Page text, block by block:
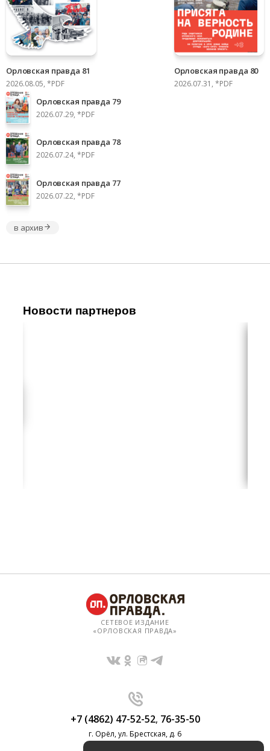
Орловская правда 81
2026.08.05, *PDF
Орловская правда 80
2026.07.31, *PDF
Орловская правда 79
2026.07.29, *PDF
Орловская правда 78
2026.07.24, *PDF
Орловская правда 77
2026.07.22, *PDF
в архив
Новости партнеров
СЕТЕВОЕ ИЗДАНИЕ
«ОРЛОВСКАЯ ПРАВДА»
+7 (4862) 47-52-52, 76-35-50
г. Орёл, ул. Брестская, д. 6